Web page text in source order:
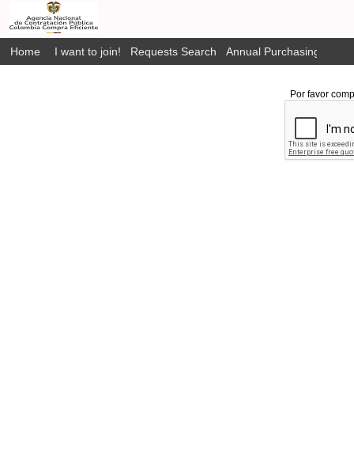
Home I want to join! Requests Search Annual Purchasing Plan
Por favor